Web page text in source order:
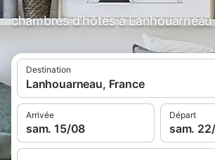
chambres d'hôtes à
Destination
Lanhouarneau, France
Arrivée
sam. 15/08
Départ
sam.